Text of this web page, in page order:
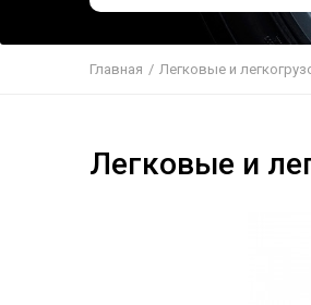
Главная / Легковые и
Легковые и